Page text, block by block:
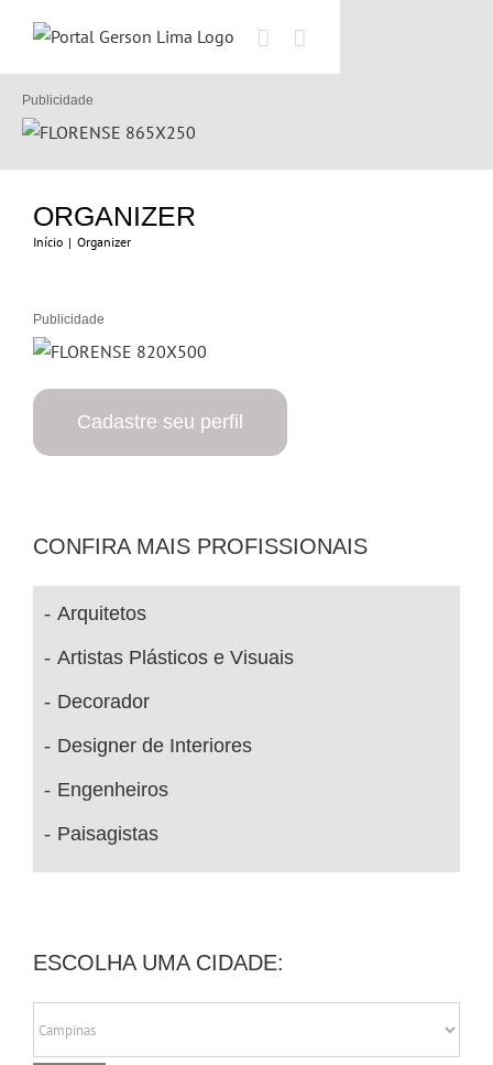
o
conteúdo
Publicidade
ORGANIZER
Início | Organizer
Publicidade
Cadastre seu perfil
CONFIRA MAIS PROFISSIONAIS
Arquitetos
Artistas Plásticos e Visuais
Decorador
Designer de Interiores
Engenheiros
Paisagistas
ESCOLHA UMA CIDADE: